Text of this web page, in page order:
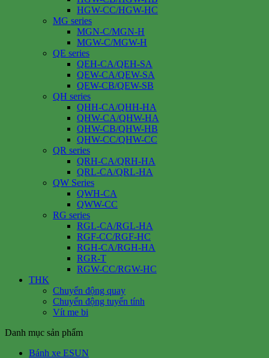
HGW-CC/HGW-HC
MG series
MGN-C/MGN-H
MGW-C/MGW-H
QE series
QEH-CA/QEH-SA
QEW-CA/QEW-SA
QEW-CB/QEW-SB
QH series
QHH-CA/QHH-HA
QHW-CA/QHW-HA
QHW-CB/QHW-HB
QHW-CC/QHW-CC
QR series
QRH-CA/QRH-HA
QRL-CA/QRL-HA
QW Series
QWH-CA
QWW-CC
RG series
RGL-CA/RGL-HA
RGF-CC/RGF-HC
RGH-CA/RGH-HA
RGR-T
RGW-CC/RGW-HC
THK
Chuyển động quay
Chuyển động tuyến tính
Vít me bi
Danh mục sản phẩm
Bánh xe ESUN